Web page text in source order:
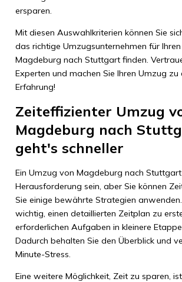
ersparen.
Mit diesen Auswahlkriterien können Sie
das richtige Umzugsunternehmen für
Magdeburg nach Stuttgart finden.
Experten und machen Sie Ihren Umzug zu
Erfahrung!
Zeiteffizienter Umzug
Magdeburg nach
geht's schneller
Ein Umzug von Magdeburg nach
Herausforderung sein, aber Sie können
Sie einige bewährte Strategien
wichtig, einen detaillierten Zeitplan zu
erforderlichen Aufgaben in kleinere
Dadurch behalten Sie den Überblick und
Minute-Stress.
Eine weitere Möglichkeit, Zeit zu sparen,